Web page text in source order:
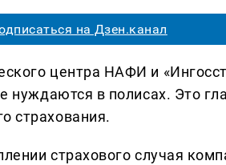
на Дзен.канал
центра НАФИ и
нуждаются в полисах. Это
страхования.
страхового случая